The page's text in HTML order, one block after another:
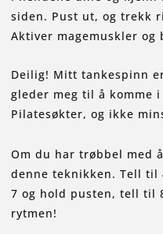
siden. Pust ut, og trekk
Aktiver magemuskler og
Deilig! Mitt tankespinn
gleder meg til å komme
Pilatesøkter, og ikke
Om du har trøbbel med
denne teknikken. Tell
7 og hold pusten, tell til
rytmen!